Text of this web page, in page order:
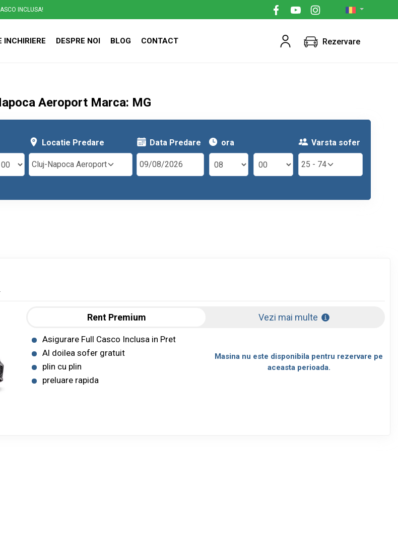
INCLUSA!
INCHIRIERE DESPRE NOI BLOG CONTACT Rezervare
Aeroport Marca: MG
Locatie Predare
Cluj-Napoca Aeroport
Data Predare ora Varsta sofer
25 - 74
Rent Premium Vezi mai multe
Asigurare Full Casco Inclusa in Pret
Al doilea sofer gratuit
plin cu plin
preluare rapida
Masina nu este disponibila pentru rezervare pe
aceasta perioada.